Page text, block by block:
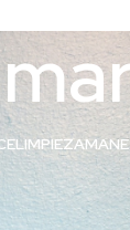
LIMPIEZA